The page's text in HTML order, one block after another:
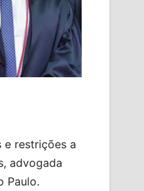
e restrições a
advogada
Paulo.